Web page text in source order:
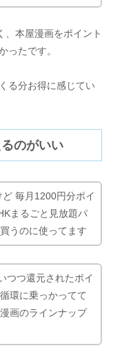
、本屋漫画をポイント
ったです。
る分お得に感じてい
のがいい
毎月1200円分ポイ
まるごと見放題パ
うのに使ってます
つつ還元されたポイ
環に乗っかってて
画のラインナップ